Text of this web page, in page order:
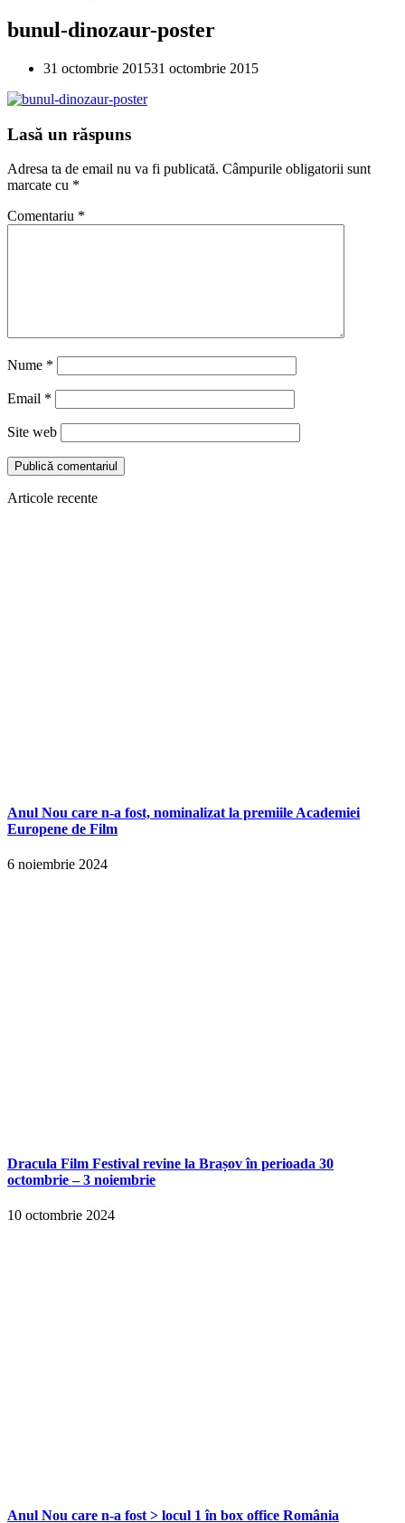
bunul-dinozaur-poster
31 octombrie 201531 octombrie 2015
Lasă un răspuns
Adresa ta de email nu va fi publicată. Câmpurile obligatorii sunt
marcate cu *
Comentariu *
Nume *
Email *
Site web
Articole recente
Anul Nou care n-a fost, nominalizat la premiile Academiei
Europene de Film
6 noiembrie 2024
Dracula Film Festival revine la Brașov în perioada 30
octombrie – 3 noiembrie
10 octombrie 2024
Anul Nou care n-a fost > locul 1 în box office România